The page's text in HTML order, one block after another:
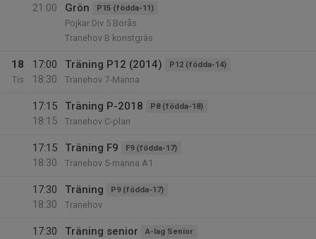
21:00
Grön
P15 (födda-11)
Pojkar Div 5 Borås
Tranehov B konstgräs
18
Tis
17:00
18:30
Träning P12 (2014) P12 (födda-14)
Tranehov 7-Manna
17:15
18:15
Träning P-2018 P8 (födda-18)
Tranehov C-plan
17:15
18:30
Träning F9 F9 (födda-17)
Tranehov 5-manna A1
17:30
18:30
Träning P9 (födda-17)
Tranehov
17:30
Träning senior A-lag Senior